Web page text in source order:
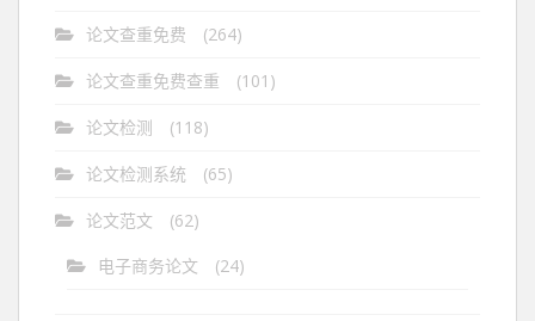
论文查重免费 (264)
论文查重免费查重 (101)
论文检测 (118)
论文检测系统 (65)
论文范文
(62)
电子商务论文
(24)